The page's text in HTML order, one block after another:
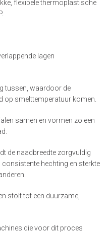
flexibele thermoplastische
lagen
tussen, waardoor de
op smelttemperatuur komen.
samen en vormen zo een
de naadbreedte zorgvuldig
hechting en sterkte
stolt tot een duurzame,
die voor dit proces